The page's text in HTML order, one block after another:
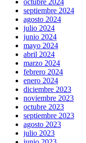
octubre 2024
septiembre 2024
agosto 2024
julio 2024
junio 2024
mayo 2024
abril 2024
marzo 2024
febrero 2024
enero 2024
diciembre 2023
noviembre 2023
octubre 2023
septiembre 2023
agosto 2023
julio 2023